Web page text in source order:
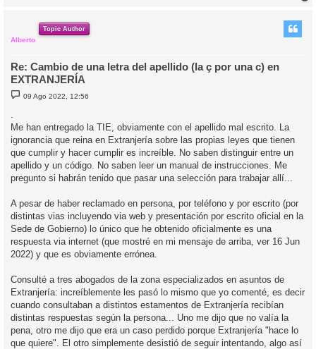
Topic Author
Alberto
Re: Cambio de una letra del apellido (la ç por una c) en
EXTRANJERÍA
M
e
a
e
09 Ago 2022, 12:56
Me han entregado la TIE, obviamente con el apellido mal escrito. La
ignorancia que reina en Extranjería sobre las propias leyes que tienen
que cumplir y hacer cumplir es increíble. No saben distinguir entre un
apellido y un código. No saben leer un manual de instrucciones. Me
pregunto si habrán tenido que pasar una selección para trabajar allí...
A pesar de haber reclamado en persona, por teléfono y por escrito (por
distintas vias incluyendo via web y presentación por escrito oficial en la
Sede de Gobierno) lo único que he obtenido oficialmente es una
respuesta via internet (que mostré en mi mensaje de arriba, ver 16 Jun
2022) y que es obviamente errónea.
Consulté a tres abogados de la zona especializados en asuntos de
Extranjería: increíblemente les pasó lo mismo que yo comenté, es decir
cuando consultaban a distintos estamentos de Extranjería recibían
distintas respuestas según la persona... Uno me dijo que no valía la
pena, otro me dijo que era un caso perdido porque Extranjería "hace lo
que quiere". El otro simplemente desistió de seguir intentando, algo así